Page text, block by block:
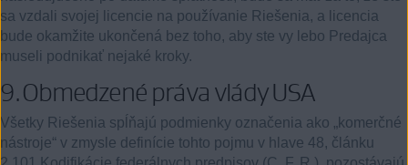
sa vzdali svojej licencie na používanie Riešenia, a licencia
bude okamžite ukončená bez toho, aby ste vy lebo Predajca
museli podnikať nejaké kroky.
9.Obmedzené práva vlády USA
Všetky Riešenia spĺňajú podmienky označenia ako „komerčné
nástroje“ v zmysle definície tohto pojmu v hlave 48, článku